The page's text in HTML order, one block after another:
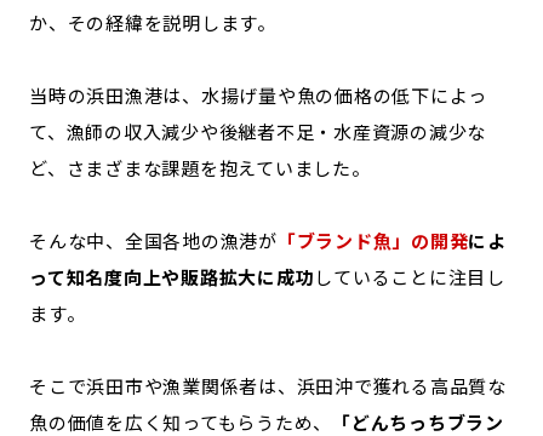
か、その経緯を説明します。
当時の浜田漁港は、水揚げ量や魚の価格の低下によっ
て、漁師の収入減少や後継者不足・水産資源の減少な
ど、さまざまな課題を抱えていました。
そんな中、全国各地の漁港が 「ブランド魚」の開発によ
って知名度向上や販路拡大に成功していることに注目し
ます。
そこで浜田市や漁業関係者は、浜田沖で獲れる高品質な
魚の価値を広く知ってもらうため、
「どんちっちブラン